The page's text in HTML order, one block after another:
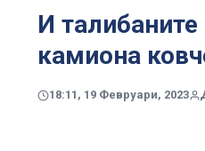
И
камиона
18:11, 19 Февруари, 2023